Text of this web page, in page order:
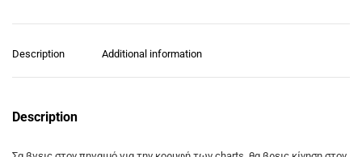
Description Additional information
Description